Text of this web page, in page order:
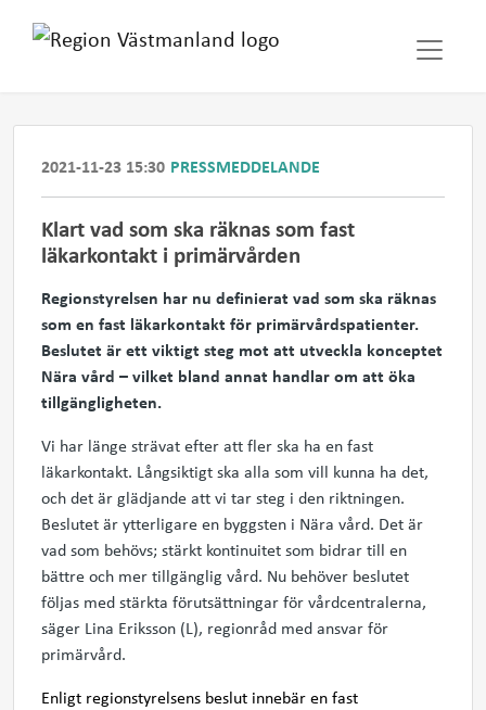
2021-11-23 15:30 PRESSMEDDELANDE
Klart vad som ska räknas som fast
läkarkontakt i primärvården
Regionstyrelsen har nu definierat vad som ska räknas
som en fast läkarkontakt för primärvårdspatienter.
Beslutet är ett viktigt steg mot att utveckla konceptet
Nära vård – vilket bland annat handlar om att öka
tillgängligheten.
Vi har länge strävat efter att fler ska ha en fast
läkarkontakt. Långsiktigt ska alla som vill kunna ha det,
och det är glädjande att vi tar steg i den riktningen.
Beslutet är ytterligare en byggsten i Nära vård. Det är
vad som behövs; stärkt kontinuitet som bidrar till en
bättre och mer tillgänglig vård. Nu behöver beslutet
följas med stärkta förutsättningar för vårdcentralerna,
säger Lina Eriksson (L), regionråd med ansvar för
primärvård.
Enligt regionstyrelsens beslut innebär en fast